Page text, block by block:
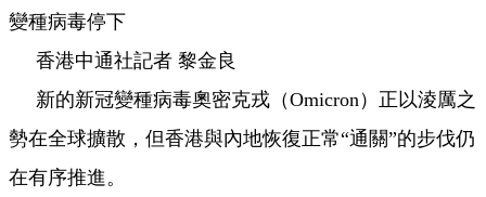
變種病毒停下
香港中通社記者 黎金良
新的新冠變種病毒奧密克戎（Omicron）正以淩厲之
勢在全球擴散，但香港與內地恢復正常“通關”的步伐仍
在有序推進。